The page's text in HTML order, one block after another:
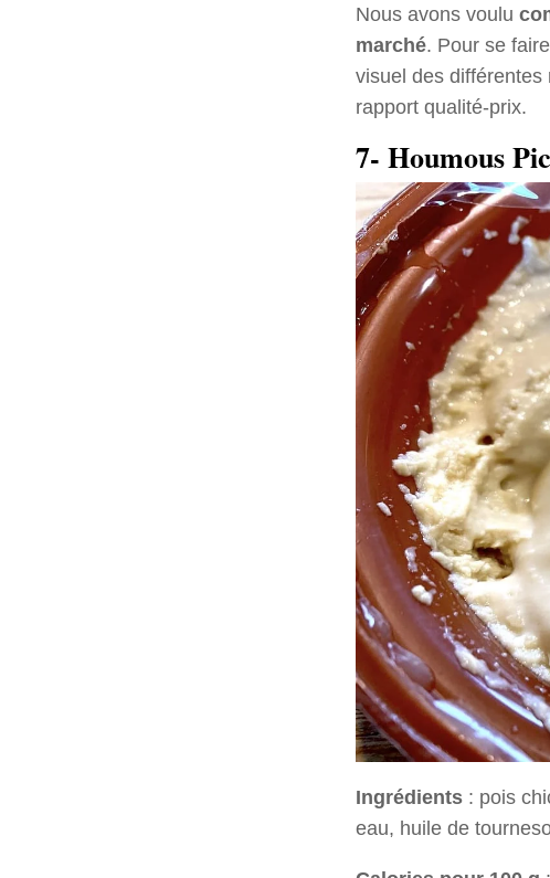
Nous avons voulu
marché. Pour se
visuel des
rapport qualité-prix.
7- Houmous
Ingrédients : pois
eau, huile de